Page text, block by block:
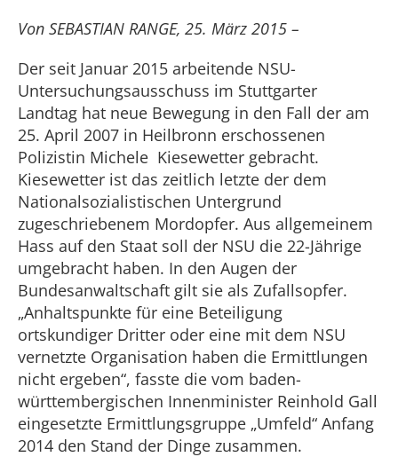
Von SEBASTIAN RANGE, 25. März 2015 –
Der seit Januar 2015 arbeitende NSU-
Untersuchungsausschuss im Stuttgarter
Landtag hat neue Bewegung in den Fall der am
25. April 2007 in Heilbronn erschossenen
Polizistin Michele Kiesewetter gebracht.
Kiesewetter ist das zeitlich letzte der dem
Nationalsozialistischen Untergrund
zugeschriebenem Mordopfer. Aus allgemeinem
Hass auf den Staat soll der NSU die 22-Jährige
umgebracht haben. In den Augen der
Bundesanwaltschaft gilt sie als Zufallsopfer.
„Anhaltspunkte für eine Beteiligung
ortskundiger Dritter oder eine mit dem NSU
vernetzte Organisation haben die Ermittlungen
nicht ergeben“, fasste die vom baden-
württembergischen Innenminister Reinhold Gall
eingesetzte Ermittlungsgruppe „Umfeld“ Anfang
2014 den Stand der Dinge zusammen.